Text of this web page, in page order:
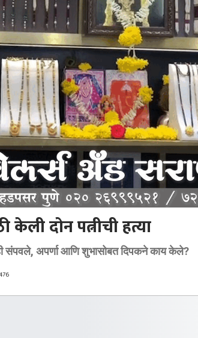
दोन पत्नीची हत्या
संपवले, अपर्णा आणि शुभासोबत दिपकने काय केले?